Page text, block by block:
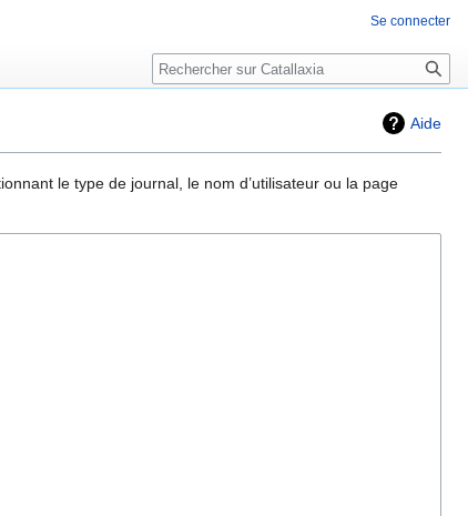
Aide
le type de journal, le nom d’utilisateur ou la page
Se connecter
Rechercher